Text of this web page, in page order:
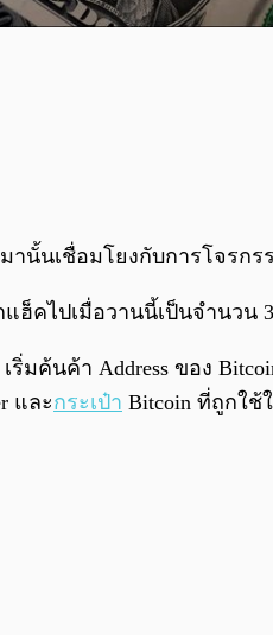
านั้นเชื่อมโยงกับการโจรกร
แฮ็คไปเมื่อวานนี้เป็นจำนวน
เริ่มค้นค้า Address ของ
และกระเป๋า Bitcoin ที่ถูกใช้